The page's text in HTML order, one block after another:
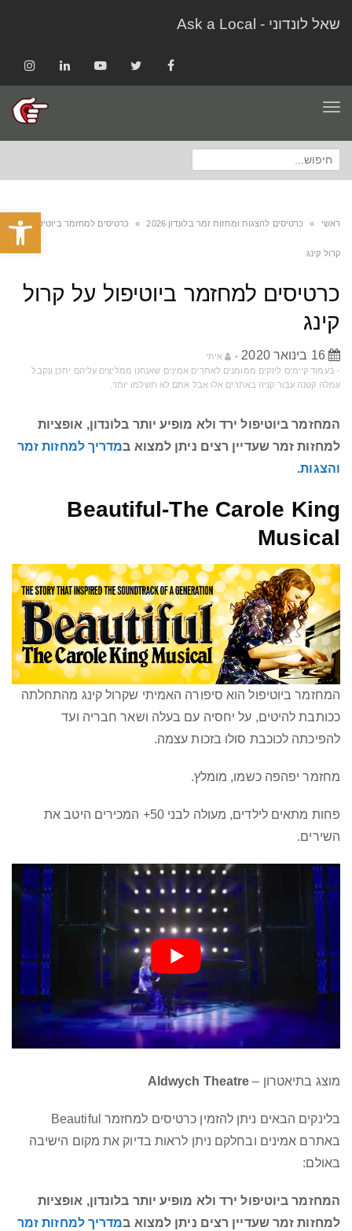
פתח
שאל לונדוני - Ask a Local
Facebook
Twitter
YouTube
LinkedIn
Instagram
תפריט
חיפוש
ראשי » כרטיסים להצגות ומחזות זמר בלונדון 2026 » כרטיסים למחזמר ביוטיפול על
קרול קינג
כרטיסים למחזמר ביוטיפול על קרול
קינג
16 בינואר 2020
איתי
‫-‬ בעמוד קיימים לינקים ממומנים לאתרים אמינים שאנחנו ממליצים עליהם יתכן ונקבל
עמלה קטנה עבור קניה באתרים אלו אבל אתם לא תשלמו יותר‫.‬
המחזמר ביוטיפול ירד ולא מופיע יותר בלונדון, אופציות
למחזות זמר שעדיין רצים ניתן למצוא במדריך למחזות זמר
והצגות.
Beautiful-The Carole King
Musical
המחזמר ביוטיפול הוא סיפורה האמיתי שקרול קינג מהתחלתה
ככותבת להיטים, על יחסיה עם בעלה ושאר חבריה ועד
להפיכתה לכוכבת סולו בזכות עצמה.
מחזמר יפהפה כשמו, מומלץ.
פחות מתאים לילדים, מעולה לבני 50+ המכירים היטב את
השירים.
מוצג בתיאטרון – Aldwych Theatre
בלינקים הבאים ניתן להזמין כרטיסים למחזמר Beautiful
באתרם אמינים ובחלקם ניתן לראות בדיוק את מקום הישיבה
באולם:
המחזמר ביוטיפול ירד ולא מופיע יותר בלונדון, אופציות
למחזות זמר שעדיין רצים ניתן למצוא במדריך למחזות זמר